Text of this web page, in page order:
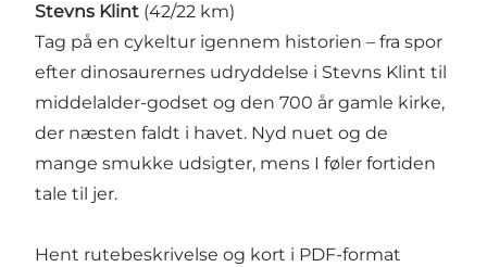
Stevns Klint (42/22 km)
Tag på en cykeltur igennem historien – fra spor
efter dinosaurernes udryddelse i Stevns Klint til
middelalder-godset og den 700 år gamle kirke,
der næsten faldt i havet. Nyd nuet og de
mange smukke udsigter, mens I føler fortiden
tale til jer.
Hent rutebeskrivelse og kort i PDF-format